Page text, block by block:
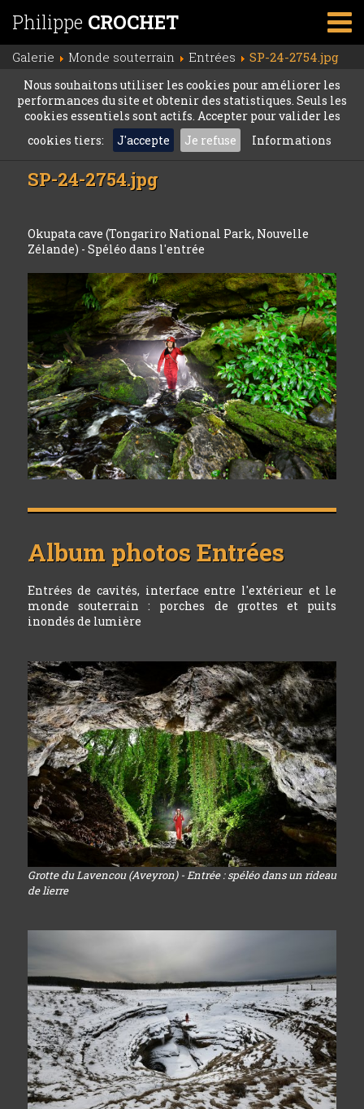
Philippe CROCHET
Galerie Monde souterrain Entrées SP-24-2754.jpg
Nous souhaitons utiliser les cookies pour améliorer les
performances du site et obtenir des statistiques. Seuls les
cookies essentiels sont actifs. Accepter pour valider les
cookies tiers:
J'accepte Je refuse Informations
SP-24-2754.jpg
Okupata cave (Tongariro National Park, Nouvelle
Zélande) - Spéléo dans l'entrée
Album photosEntrées
Entrées de cavités, interface entre l'extérieur et le
monde souterrain : porches de grottes et puits
inondés de lumière
Grotte du Lavencou (Aveyron) - Entrée : spéléo dans un rideau
de lierre